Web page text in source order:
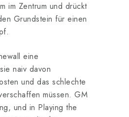
im Zentrum und drückt
Grundstein für einen
eine
naiv davon
und das schlechte
müssen. GM
und in Playing the